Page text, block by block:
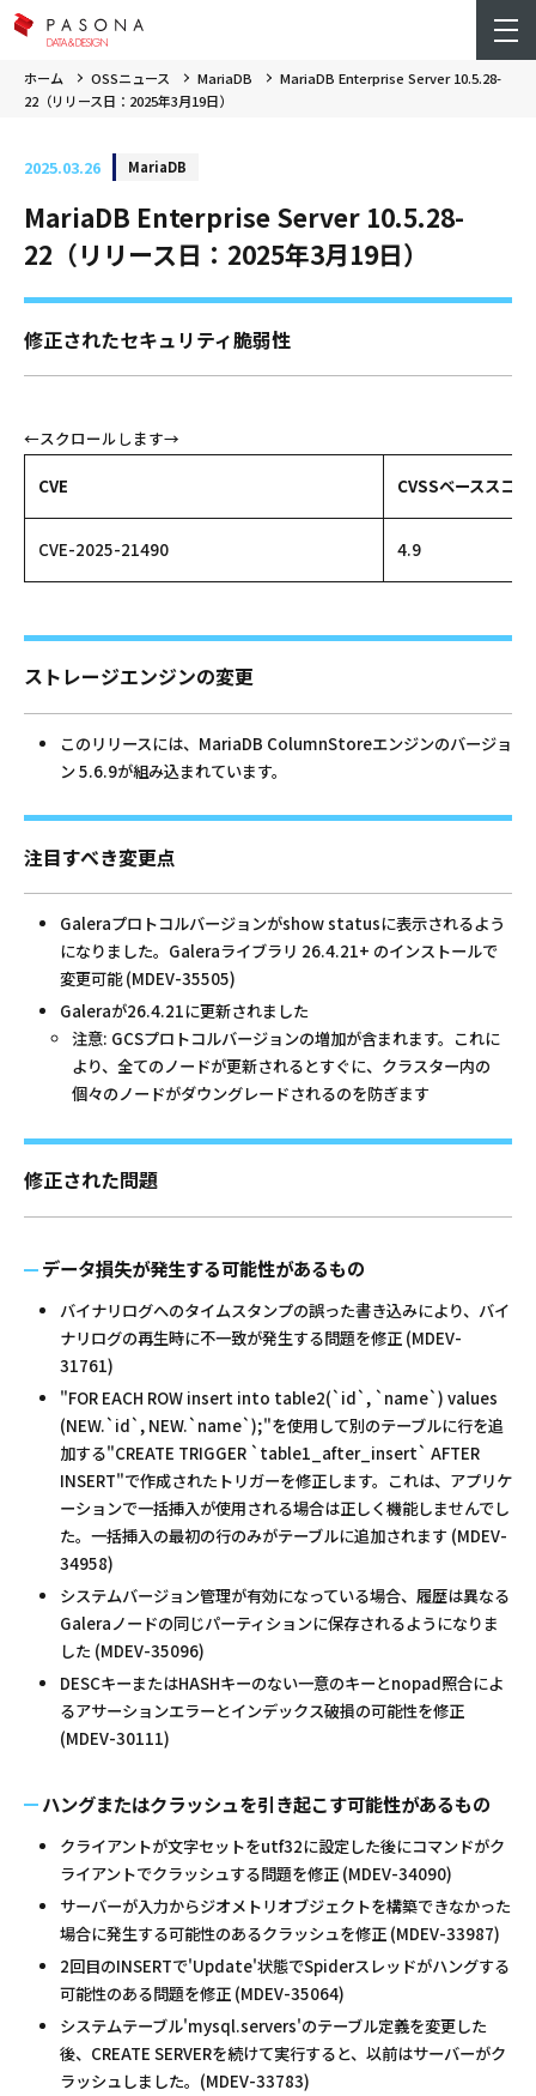
ホーム OSSニュース MariaDB
MariaDB Enterprise Server 10.5.28-
22（リリース日：2025年3月19日）
2025.03.26 MariaDB
MariaDB Enterprise Server 10.5.28-
22（リリース日：2025年3月19日）
修正されたセキュリティ脆弱性
CVE CVSSベーススコア
CVE-2025-21490 4.9
ストレージエンジンの変更
このリリースには、MariaDB ColumnStoreエンジンのバージョ
ン 5.6.9が組み込まれています。
注目すべき変更点
Galeraプロトコルバージョンがshow statusに表示されるよう
になりました。Galeraライブラリ 26.4.21+ のインストールで
変更可能 (MDEV-35505)
Galeraが26.4.21に更新されました
注意: GCSプロトコルバージョンの増加が含まれます。これに
より、全てのノードが更新されるとすぐに、クラスター内の
個々のノードがダウングレードされるのを防ぎます
修正された問題
データ損失が発生する可能性があるもの
バイナリログへのタイムスタンプの誤った書き込みにより、バイ
ナリログの再生時に不一致が発生する問題を修正 (MDEV-
31761)
"FOR EACH ROW insert into table2(`id`, `name`) values
(NEW.`id`, NEW.`name`);"を使用して別のテーブルに行を追
加する"CREATE TRIGGER `table1_after_insert` AFTER
INSERT"で作成されたトリガーを修正します。これは、アプリケ
ーションで一括挿入が使用される場合は正しく機能しませんでし
た。一括挿入の最初の行のみがテーブルに追加されます (MDEV-
34958)
システムバージョン管理が有効になっている場合、履歴は異なる
Galeraノードの同じパーティションに保存されるようになりま
した (MDEV-35096)
DESCキーまたはHASHキーのない一意のキーとnopad照合によ
るアサーションエラーとインデックス破損の可能性を修正
(MDEV-30111)
ハングまたはクラッシュを引き起こす可能性があるもの
クライアントが文字セットをutf32に設定した後にコマンドがク
ライアントでクラッシュする問題を修正 (MDEV-34090)
サーバーが入力からジオメトリオブジェクトを構築できなかった
場合に発生する可能性のあるクラッシュを修正 (MDEV-33987)
2回目のINSERTで'Update'状態でSpiderスレッドがハングする
可能性のある問題を修正 (MDEV-35064)
システムテーブル'mysql.servers'のテーブル定義を変更した
後、CREATE SERVERを続けて実行すると、以前はサーバーがク
ラッシュしました。(MDEV-33783)